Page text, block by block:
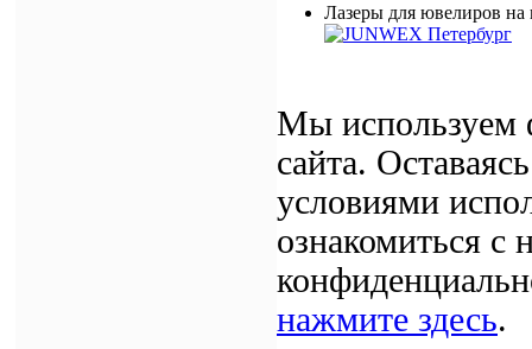
Лазеры для ювелиров на
Мы используем
сайта.
условиями
ознакомиться
нажмите здесь.